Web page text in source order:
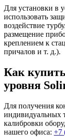
Для установки в
использовать
воздействие
размещение
креплением к
причалов и т. д.).
Как
уровня
Для получения
индивидуальных
калибровки
нашего офиса: +7